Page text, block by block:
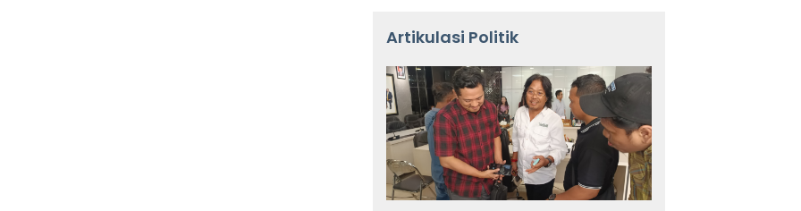
Artikulasi Politik